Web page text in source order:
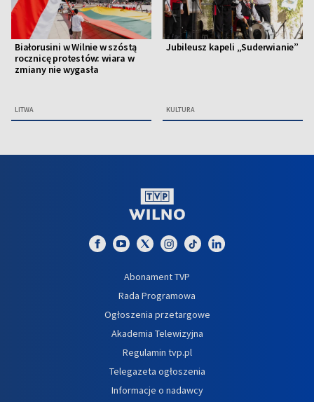
Białorusini w Wilnie w szóstą
rocznicę protestów: wiara w
zmiany nie wygasła
LITWA
Jubileusz kapeli „Suderwianie”
KULTURA
Abonament TVP
Rada Programowa
Ogłoszenia przetargowe
Akademia Telewizyjna
Regulamin tvp.pl
Telegazeta ogłoszenia
Informacje o nadawcy